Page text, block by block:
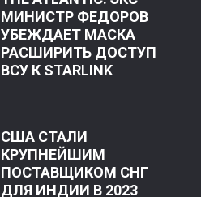
МИНИСТР ФЕДОРОВ
УБЕЖДАЕТ МАСКА
РАСШИРИТЬ ДОСТУП
ВСУ К STARLINK
США СТАЛИ
КРУПНЕЙШИМ
ПОСТАВЩИКОМ СНГ
ДЛЯ ИНДИИ В 2023